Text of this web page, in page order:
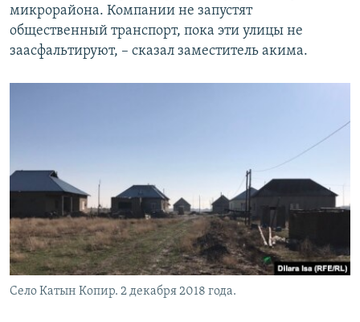
микрорайона. Компании не запустят
общественный транспорт, пока эти улицы не
заасфальтируют, – сказал заместитель акима.
Село Катын Копир. 2 декабря 2018 года.